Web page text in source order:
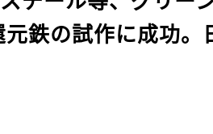
鉄の試作に成功。